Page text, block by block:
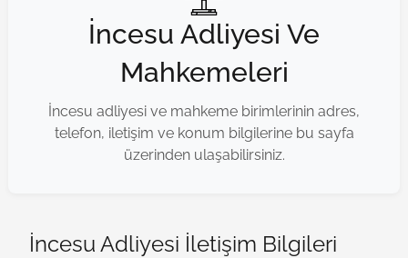
İncesu Adliyesi Ve
Mahkemeleri
İncesu adliyesi ve mahkeme birimlerinin adres,
telefon, iletişim ve konum bilgilerine bu sayfa
üzerinden ulaşabilirsiniz.
İncesu Adliyesi İletişim Bilgileri